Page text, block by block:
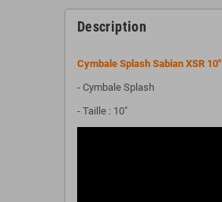
Description
Cymbale Splash Sabian XSR 10"
- Cymbale Splash
- Taille : 10"